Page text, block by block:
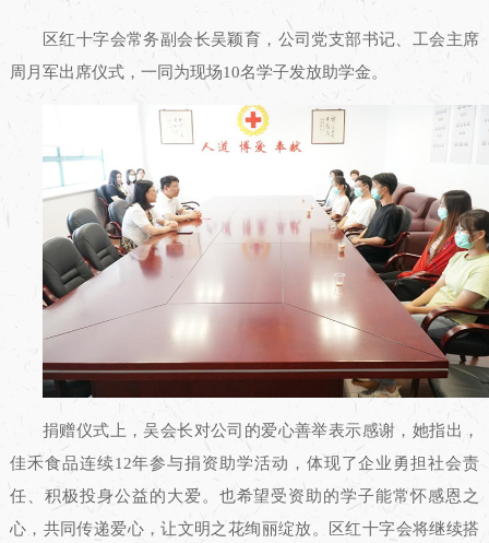
区红十字会常务副会长吴颖育，公司党支部书记、工会主席
周月军出席仪式，一同为现场10名学子发放助学金。
捐赠仪式上，吴会长对公司的爱心善举表示感谢，她指出，
佳禾食品连续12年参与捐资助学活动，体现了企业勇担社会责
任、积极投身公益的大爱。也希望受资助的学子能常怀感恩之
心，共同传递爱心，让文明之花绚丽绽放。区红十字会将继续搭